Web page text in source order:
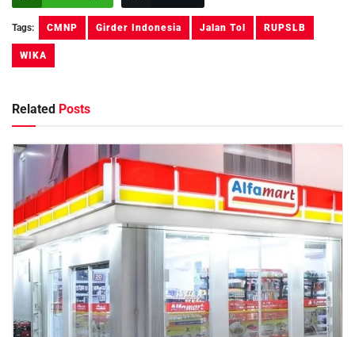
Tags: CMNP Girder Indonesia Jalan Tol RUPSLB
WIKA
Related Posts